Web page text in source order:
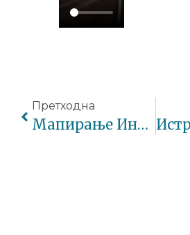
Претходна
Мапирање Инвазивне Алохтоне Дивље Врсте – Херацлеум Сосноwскyи